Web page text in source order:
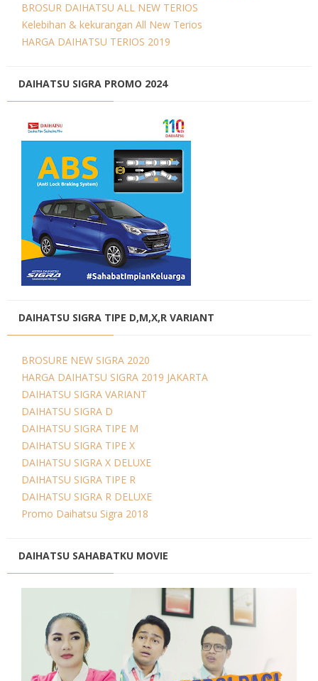
BROSUR DAIHATSU ALL NEW TERIOS
Kelebihan & kekurangan All New Terios
HARGA DAIHATSU TERIOS 2019
DAIHATSU SIGRA PROMO 2024
DAIHATSU SIGRA TIPE D,M,X,R VARIANT
BROSURE NEW SIGRA 2020
HARGA DAIHATSU SIGRA 2019 JAKARTA
DAIHATSU SIGRA VARIANT
DAIHATSU SIGRA D
DAIHATSU SIGRA TIPE M
DAIHATSU SIGRA TIPE X
DAIHATSU SIGRA X DELUXE
DAIHATSU SIGRA TIPE R
DAIHATSU SIGRA R DELUXE
Promo Daihatsu Sigra 2018
DAIHATSU SAHABATKU MOVIE